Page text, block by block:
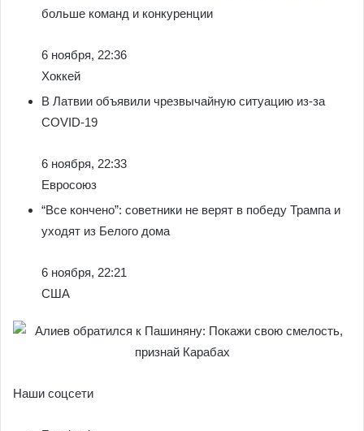
больше команд и конкуренции
6 ноября, 22:36
Хоккей
В Латвии объявили чрезвычайную ситуацию из-за
COVID-19
6 ноября, 22:33
Евросоюз
“Все кончено”: советники не верят в победу Трампа и
уходят из Белого дома
6 ноября, 22:21
США
Наши соцсети